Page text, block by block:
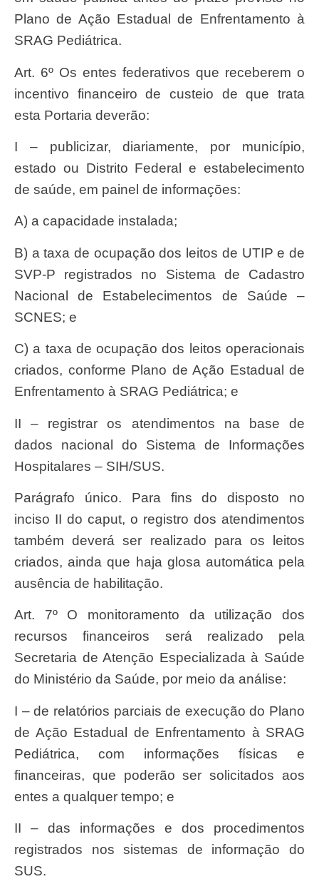
Plano de Ação Estadual de Enfrentamento à
SRAG Pediátrica.
Art. 6º Os entes federativos que receberem o
incentivo financeiro de custeio de que trata
esta Portaria deverão:
I – publicizar, diariamente, por município,
estado ou Distrito Federal e estabelecimento
de saúde, em painel de informações:
a) a capacidade instalada;
b) a taxa de ocupação dos leitos de UTIP e de
SVP-P registrados no Sistema de Cadastro
Nacional de Estabelecimentos de Saúde –
SCNES; e
c) a taxa de ocupação dos leitos operacionais
criados, conforme Plano de Ação Estadual de
Enfrentamento à SRAG Pediátrica; e
II – registrar os atendimentos na base de
dados nacional do Sistema de Informações
Hospitalares – SIH/SUS.
Parágrafo único. Para fins do disposto no
inciso II do caput, o registro dos atendimentos
também deverá ser realizado para os leitos
criados, ainda que haja glosa automática pela
ausência de habilitação.
Art. 7º O monitoramento da utilização dos
recursos financeiros será realizado pela
Secretaria de Atenção Especializada à Saúde
do Ministério da Saúde, por meio da análise:
I – de relatórios parciais de execução do Plano
de Ação Estadual de Enfrentamento à SRAG
Pediátrica, com informações físicas e
financeiras, que poderão ser solicitados aos
entes a qualquer tempo; e
II – das informações e dos procedimentos
registrados nos sistemas de informação do
SUS.